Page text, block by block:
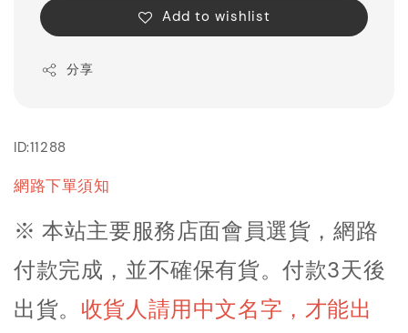
Add to wishlist
分享
ID:11288
網路下單須知
※ 本站主要服務店面會員選貨，網路
付款完成，並不確保有貨。付款3天後
出貨。 收貨人請用中文名字，才能出